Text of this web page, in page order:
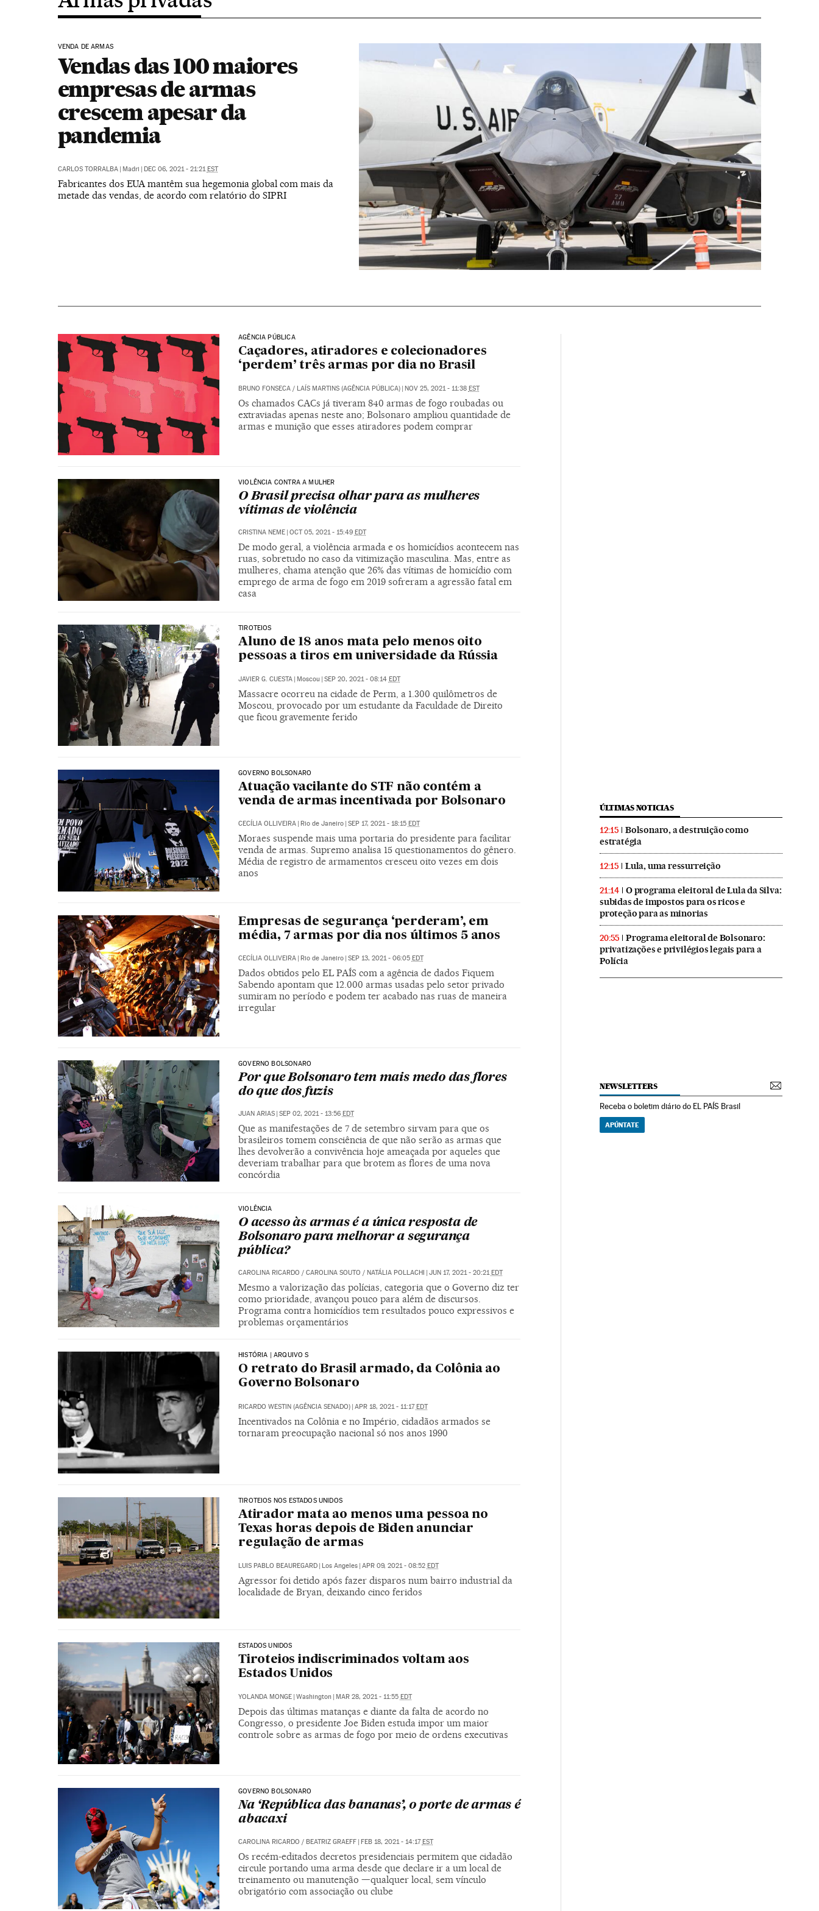
VENDA DE ARMAS
Vendas das 100 maiores
empresas de armas
crescem apesar da
pandemia
CARLOS TORRALBA | Madri | DEC 06, 2021 - 21:21EST
Fabricantes dos EUA mantêm sua hegemonia global com mais da
metade das vendas, de acordo com relatório do SIPRI
AGÊNCIA PÚBLICA
Caçadores, atiradores e colecionadores
‘perdem’ três armas por dia no Brasil
BRUNO FONSECA / LAÍS MARTINS (AGÊNCIA PÚBLICA) | NOV 25, 2021 - 11:38 EST
Os chamados CACs já tiveram 840 armas de fogo roubadas ou
extraviadas apenas neste ano; Bolsonaro ampliou quantidade de
armas e munição que esses atiradores podem comprar
VIOLÊNCIA CONTRA A MULHER
O Brasil precisa olhar para as mulheres
vítimas de violência
CRISTINA NEME OCT 05, 2021 - 15:49 EDT
De modo geral, a violência armada e os homicídios acontecem nas
ruas, sobretudo no caso da vitimização masculina. Mas, entre as
mulheres, chama atenção que 26% das vítimas de homicídio com
emprego de arma de fogo em 2019 sofreram a agressão fatal em
casa
TIROTEIOS
Aluno de 18 anos mata pelo menos oito
pessoas a tiros em universidade da Rússia
JAVIER G. CUESTA | Moscou | SEP 20, 2021 - 08:14 EDT
Massacre ocorreu na cidade de Perm, a 1.300 quilômetros de
Moscou, provocado por um estudante da Faculdade de Direito
que ficou gravemente ferido
GOVERNO BOLSONARO
Atuação vacilante do STF não contém a
venda de armas incentivada por Bolsonaro
CECÍLIA OLLIVEIRA Rio de Janeiro SEP 17, 2021 - 18:15 EDT
Moraes suspende mais uma portaria do presidente para facilitar
venda de armas. Supremo analisa 15 questionamentos do gênero.
Média de registro de armamentos cresceu oito vezes em dois
anos
Empresas de segurança ‘perderam’, em
média, 7 armas por dia nos últimos 5 anos
CECÍLIA OLLIVEIRA Rio de Janeiro SEP 13, 2021 - 06:05 EDT
Dados obtidos pelo EL PAÍS com a agência de dados Fiquem
Sabendo apontam que 12.000 armas usadas pelo setor privado
sumiram no período e podem ter acabado nas ruas de maneira
irregular
GOVERNO BOLSONARO
Por que Bolsonaro tem mais medo das flores
do que dos fuzis
JUAN ARIAS SEP 02, 2021 - 13:56 EDT
Que as manifestações de 7 de setembro sirvam para que os
brasileiros tomem consciência de que não serão as armas que
lhes devolverão a convivência hoje ameaçada por aqueles que
deveriam trabalhar para que brotem as flores de uma nova
concórdia
VIOLÊNCIA
O acesso às armas é a única resposta de
Bolsonaro para melhorar a segurança
pública?
CAROLINA RICARDO / CAROLINA SOUTO / NATÁLIA POLLACHI JUN 17, 2021 - 20:21 EDT
Mesmo a valorização das polícias, categoria que o Governo diz ter
como prioridade, avançou pouco para além de discursos.
Programa contra homicídios tem resultados pouco expressivos e
problemas orçamentários
HISTÓRIA | ARQUIVO S
O retrato do Brasil armado, da Colônia ao
Governo Bolsonaro
RICARDO WESTIN (AGÊNCIA SENADO) APR 18, 2021 - 11:17 EDT
Incentivados na Colônia e no Império, cidadãos armados se
tornaram preocupação nacional só nos anos 1990
TIROTEIOS NOS ESTADOS UNIDOS
Atirador mata ao menos uma pessoa no
Texas horas depois de Biden anunciar
regulação de armas
LUIS PABLO BEAUREGARD | Los Angeles | APR 09, 2021 - 08:52 EDT
Agressor foi detido após fazer disparos num bairro industrial da
localidade de Bryan, deixando cinco feridos
ESTADOS UNIDOS
Tiroteios indiscriminados voltam aos
Estados Unidos
YOLANDA MONGE Washington MAR 28, 2021 - 11:55 EDT
Depois das últimas matanças e diante da falta de acordo no
Congresso, o presidente Joe Biden estuda impor um maior
controle sobre as armas de fogo por meio de ordens executivas
GOVERNO BOLSONARO
Na ‘República das bananas’, o porte de armas é
abacaxi
CAROLINA RICARDO / BEATRIZ GRAEFF | FEB 18, 2021 - 14:17EST
Os recém-editados decretos presidenciais permitem que cidadão
circule portando uma arma desde que declare ir a um local de
treinamento ou manutenção —qualquer local, sem vínculo
obrigatório com associação ou clube
ÚLTIMAS NOTICIAS
12:15
Bolsonaro, a destruição como
estratégia
12:15 Lula, uma ressurreição
21:14
O programa eleitoral de Lula da Silva:
subidas de impostos para os ricos e
proteção para as minorias
20:55
Programa eleitoral de Bolsonaro:
privatizações e privilégios legais para a
Polícia
NEWSLETTERS
Receba o boletim diário do EL PAÍS Brasil
APÚNTATE